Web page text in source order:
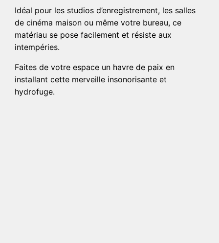
Idéal pour les studios d’enregistrement, les salles
de cinéma maison ou même votre bureau, ce
matériau se pose facilement et résiste aux
intempéries.
Faites de votre espace un havre de paix en
installant cette merveille insonorisante et
hydrofuge.